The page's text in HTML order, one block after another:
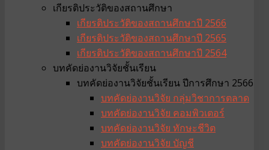
เกียรติประวัติของสถานศึกษา
เกียรติประวัติของสถานศึกษาปี 2566
เกียรติประวัติของสถานศึกษาปี 2565
เกียรติประวัติของสถานศึกษาปี 2564
บทคัดย่องานวิจัยชั้นเรียน
บทคัดย่องานวิจัยชั้นเรียน ปีการศึกษา 2566
บทคัดย่องานวิจัย กลุ่มวิชาการตลาด
บทคัดย่องานวิจัย คอมพิวเตอร์
บทคัดย่องานวิจัย ทักษะชีวิต
บทคัดย่องานวิจัย บัญชี